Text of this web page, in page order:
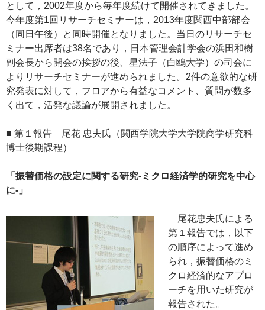
として，2002年度から毎年度続けて開催されてきました。
今年度第1回リサーチセミナーは，2013年度関西中部部会
（同日午後）と同時開催となりました。当日のリサーチセ
ミナー出席者は38名であり，日本管理会計学会の浜田和樹
副会長から開会の挨拶の後、星法子（白鴎大学）の司会に
よりリサーチセミナーが進められました。2件の意欲的な研
究発表に対して，フロアから有益なコメント、質問が数多
く出て，活発な議論が展開されました。
■ 第１報告 尾花 忠夫氏（関西学院大学大学院商学研究科
博士後期課程）
「振替価格の設定に関する研究-ミクロ経済学的研究を中心
に-」
尾花忠夫氏による
第１報告では，以下
の順序によって進め
られ，振替価格のミ
クロ経済的なアプロ
ーチを用いた研究が
報告された。